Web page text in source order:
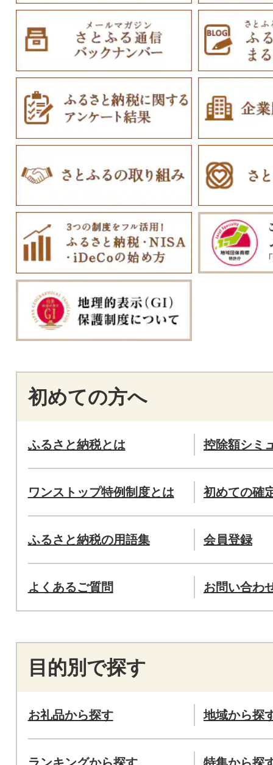
初めての方へ
ふるさと納税とは 控除額シミ
ワンストップ特例制度とは 初めての確
ふるさと納税の用語集 会員登録
よくあるご質問 お問い合わ
目的別で探す
お礼品から探す 地域から探